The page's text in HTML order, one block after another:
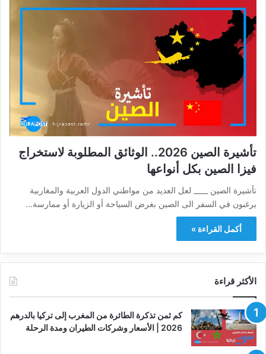
تأشيرة الصين 2026.. الوثائق المطلوبة لاستخراج
فيزا الصين بكل أنواعها
تأشيرة الصين ____ لعل العديد من مواطني الدول العربية والمغاربية
يرغبون في السفر الى الصين بغرض السياحة أو الزيارة أو ممارسة…
أكمل القراءة »
الأكثر قراءة
كم ثمن تذكرة الطائرة من المغرب إلى تركيا بالدرهم
2026 | الأسعار وشركات الطيران ومدة الرحلة